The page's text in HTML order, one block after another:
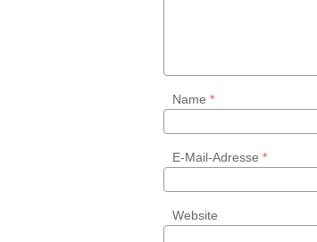
Name *
E-Mail-Adresse *
Website